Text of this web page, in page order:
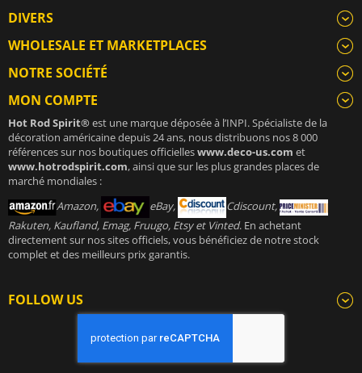
DIVERS
WHOLESALE ET MARKETPLACES
NOTRE SOCIÉTÉ
MON COMPTE
Hot Rod Spirit®est une marque déposée à l’INPI. Spécialiste de la
décoration américaine depuis 24 ans, nous distribuons nos 8 000
références sur nos boutiques officielleswww.deco-us.com et
www.hotrodspirit.com, ainsi que sur les plus grandes places de
marché mondiales :
Amazon,
eBay,
Cdiscount,
Rakuten, Kaufland, Emag, Fruugo, Etsy et Vinted. En achetant
directement sur nos sites officiels, vous bénéficiez de notre stock
complet et des meilleurs prix garantis.
FOLLOW US